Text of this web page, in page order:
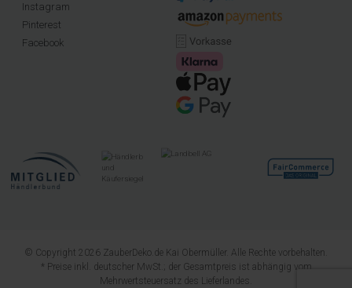
Instagram
Pinterest
Facebook
© Copyright 2026 ZauberDeko.de Kai Obermüller. Alle Rechte vorbehalten.
* Preise inkl. deutscher MwSt.; der Gesamtpreis ist abhängig vom
Mehrwertsteuersatz des Lieferlandes.